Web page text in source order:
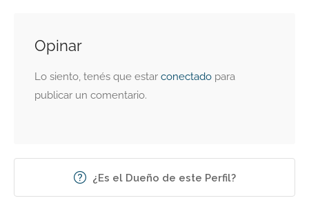
Opinar
Lo siento, tenés que estar conectado para
publicar un comentario.
¿Es el Dueño de este Perfil?